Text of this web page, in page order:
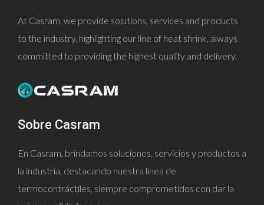
At Casram, we provide solutions, services and products
to the industry, highlighting our line of heat shrink, always
committed to providing the highest quality and delivery.
Sobre Casram
En Casram, brindamos soluciones, servicios y productos a
la industria, destacando nuestra línea de
termocontráctiles, siempre comprometidos con dar la